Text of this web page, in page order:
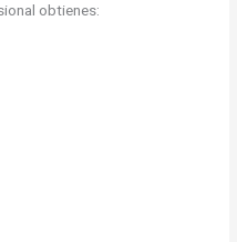
obtienes: